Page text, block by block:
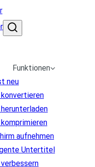
Funktionen
neu
aufnehmen
Untertitel